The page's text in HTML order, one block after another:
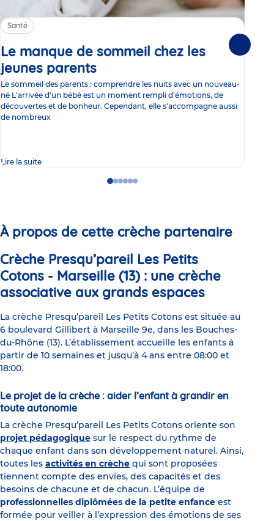
Santé
Le manque de sommeil chez les
jeunes parents
Le sommeil des parents : comprendre les nuits avec un nouveau-
né L'arrivée d'un bébé est un moment rempli d'émotions, de
découvertes et de bonheur. Cependant, elle s'accompagne aussi
de nombreux
Lire la suite
GoGoGoGo
GoGo
À propos de cette crèche partenaire
Crèche Presqu’pareil Les Petits
Cotons - Marseille (13) : une crèche
associative aux grands espaces
La crèche Presqu’pareil Les Petits Cotons est située au
6 boulevard Gillibert à Marseille 9e, dans les Bouches-
du-Rhône (13). L’établissement accueille les enfants à
partir de 10 semaines et jusqu’à 4 ans entre 08:00 et
18:00.
Le projet de la crèche : aider l’enfant à grandir en
toute autonomie
La crèche Presqu’pareil Les Petits Cotons oriente son
projet pédagogique sur le respect du rythme de
chaque enfant dans son développement naturel. Ainsi,
toutes les activités en crèche qui sont proposées
tiennent compte des envies, des capacités et des
besoins de chacune et de chacun. L’équipe de
professionnelles diplômées de la petite enfance est
formée pour veiller à l’expression des émotions de ses